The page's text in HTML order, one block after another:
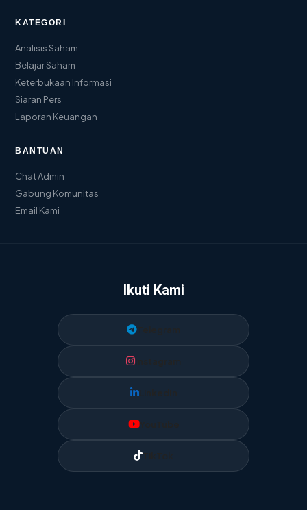
KATEGORI
Analisis Saham
Belajar Saham
Keterbukaan Informasi
Siaran Pers
Laporan Keuangan
BANTUAN
Chat Admin
Gabung Komunitas
Email Kami
Ikuti Kami
LinkedIn
YouTube
TikTok